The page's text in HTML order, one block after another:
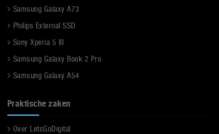
Samsung Galaxy A73
Philips External SSD
Sony Xperia 5 III
Samsung Galaxy Book 2 Pro
Samsung Galaxy A54
Praktische zaken
Over LetsGoDigital